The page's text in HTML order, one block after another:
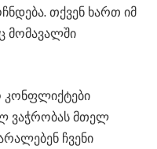
თქვენ ხართ იმ
მომავალში
კონფლიქტები
ვაჭრობას მთელ
ჩვენი